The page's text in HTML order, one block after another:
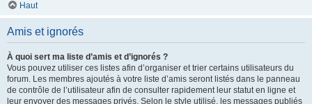
Haut
Amis et ignorés
À quoi sert ma liste d’amis et d’ignorés ?
Vous pouvez utiliser ces listes afin d’organiser et trier certains utilisateurs du
forum. Les membres ajoutés à votre liste d’amis seront listés dans le panneau
de contrôle de l’utilisateur afin de consulter rapidement leur statut en ligne et
leur envoyer des messages privés. Selon le style utilisé, les messages publiés